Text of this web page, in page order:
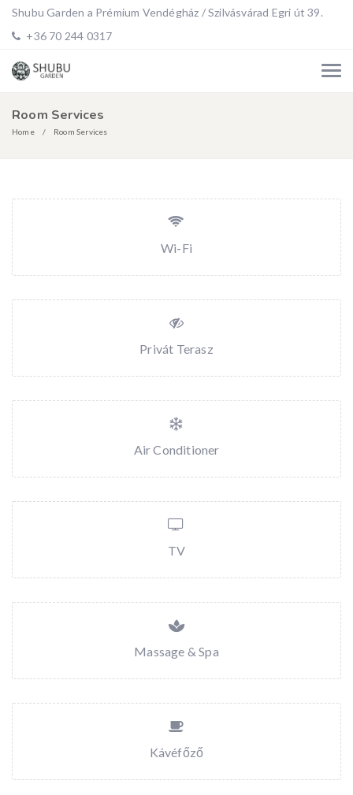
Shubu Garden a Prémium Vendégház / Szilvásvárad Egri út 39.
+36 70 244 0317
Room Services
Home Room Services
Wi-Fi
Privát Terasz
Air Conditioner
TV
Massage & Spa
Kávéfőző